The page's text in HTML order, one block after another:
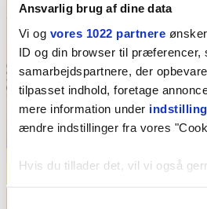
Ansvarlig brug af dine data
Vi og vores 1022 partnereønsker
ID og din browser til
samarbejdspartnere, der
tilpasset indhold, foretage
mere information under
ændre indstillinger fra vores
Hvis du tillader det, vil vi også